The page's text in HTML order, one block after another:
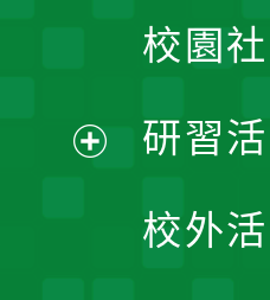
校園
研習
校外